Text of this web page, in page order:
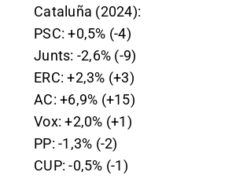
Cataluña (2024):
PSC: +0,5% (-4)
Junts: -2,6% (-9)
ERC: +2,3% (+3)
AC: +6,9% (+15)
Vox: +2,0% (+1)
PP: -1,3% (-2)
CUP: -0,5% (-1)